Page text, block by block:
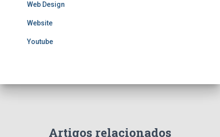
Web Design
Website
Youtube
Artigos relacionados